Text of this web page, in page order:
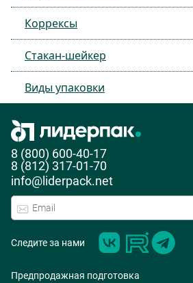
Коррексы
Стакан-шейкер
Виды упаковки
8 (800) 600-40-17
8 (812) 317-01-70
info@liderpack.net
Следите за нами
Предпродажная подготовка